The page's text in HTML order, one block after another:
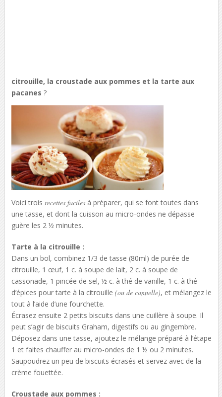
citrouille, la croustade aux pommes et la tarte aux
pacanes ?
Voici trois recettes facilesà préparer, qui se font toutes dans
une tasse, et dont la cuisson au micro-ondes ne dépasse
guère les 2 ½ minutes.
Tarte à la citrouille :
Dans un bol, combinez 1/3 de tasse (80ml) de purée de
citrouille, 1 œuf, 1 c. à soupe de lait, 2 c. à soupe de
cassonade, 1 pincée de sel, ½ c. à thé de vanille, 1 c. à thé
d’épices pour tarte à la citrouille (ou de cannelle), et mélangez le
tout à l’aide d’une fourchette.
Écrasez ensuite 2 petits biscuits dans une cuillère à soupe. Il
peut s’agir de biscuits Graham, digestifs ou au gingembre.
Déposez dans une tasse, ajoutez le mélange préparé à l’étape
1 et faites chauffer au micro-ondes de 1 ½ ou 2 minutes.
Saupoudrez un peu de biscuits écrasés et servez avec de la
crème fouettée.
Croustade aux pommes :